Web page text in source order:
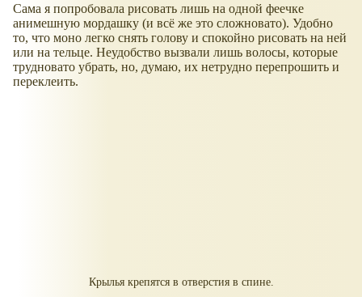
Сама я попробовала рисовать лишь на одной феечке
анимешную мордашку (и всё же это сложновато). Удобно
то, что моно легко снять голову и спокойно рисовать на ней
или на тельце. Неудобство вызвали лишь волосы, которые
трудновато убрать, но, думаю, их нетрудно перепрошить и
переклеить.
Крылья крепятся в отверстия в спине.